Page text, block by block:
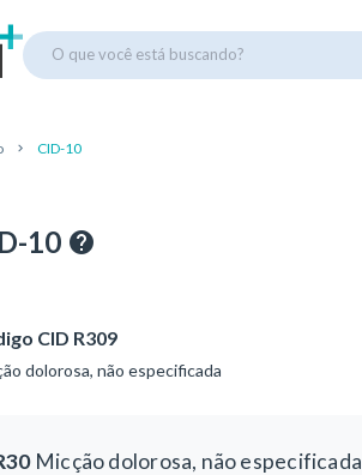
O que você está buscando?
CID-10
10
CID R309
dolorosa, não especificada
Micção dolorosa, não especificada